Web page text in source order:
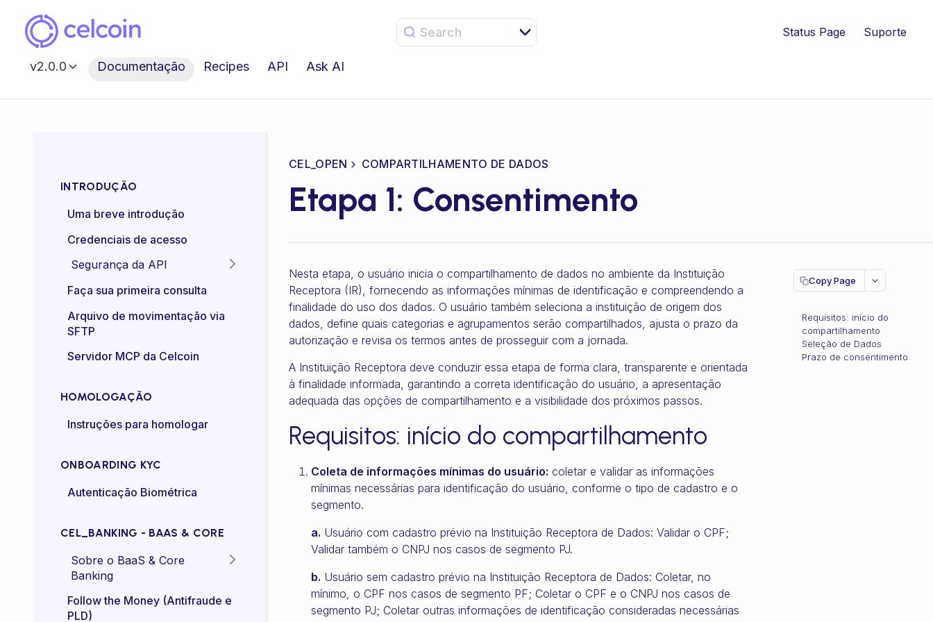
Search Status Page Suporte
v2.0.0 Documentação Recipes API Ask AI
INTRODUÇÃO
Uma breve introdução
Credenciais de acesso
Segurança da API
Idempotência das APIs
Certificado mTLS
control)
Faça sua primeira consulta
Arquivo de movimentação via
SFTP
Servidor MCP da Celcoin
HOMOLOGAÇÃO
Instruções para homologar
ONBOARDING KYC
Autenticação Biométrica
CEL_BANKING - BAAS & CORE
Sobre o BaaS & Core
Banking
FAQs
Follow the Money (Antifraude e
PLD)
CEL_OPEN COMPARTILHAMENTO DE DADOS
Etapa 1: Consentimento
Nesta etapa, o usuário inicia o compartilhamento de dados no ambiente da Instituição
Receptora (IR), fornecendo as informações mínimas de identificação e compreendendo a
finalidade do uso dos dados. O usuário também seleciona a instituição de origem dos
dados, define quais categorias e agrupamentos serão compartilhados, ajusta o prazo da
autorização e revisa os termos antes de prosseguir com a jornada.
A Instituição Receptora deve conduzir essa etapa de forma clara, transparente e orientada
à finalidade informada, garantindo a correta identificação do usuário, a apresentação
adequada das opções de compartilhamento e a visibilidade dos próximos passos.
Requisitos: início do compartilhamento
Coleta de informações mínimas do usuário: coletar e validar as informações
mínimas necessárias para identificação do usuário, conforme o tipo de cadastro e o
segmento.
a. Usuário com cadastro prévio na Instituição Receptora de Dados: Validar o CPF;
Validar também o CNPJ nos casos de segmento PJ.
b. Usuário sem cadastro prévio na Instituição Receptora de Dados: Coletar, no
mínimo, o CPF nos casos de segmento PF; Coletar o CPF e o CNPJ nos casos de
segmento PJ; Coletar outras informações de identificação consideradas necessárias
Copy Page
Requisitos: início do
compartilhamento
Seleção de Dados
Prazo de consentimento